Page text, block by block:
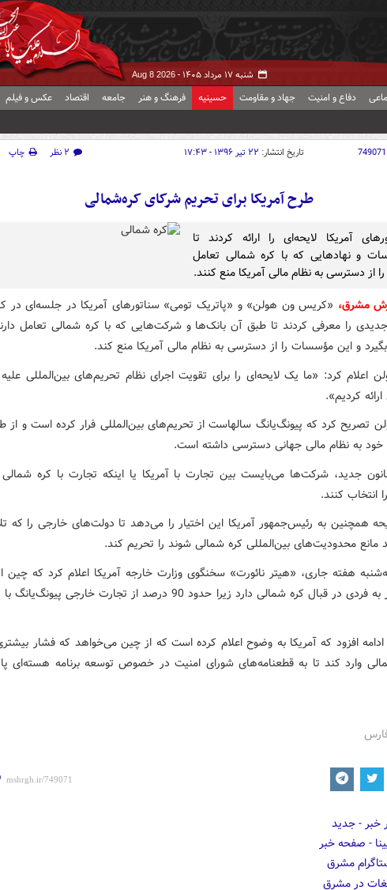
شنبه ۱۷ مرداد ۱۴۰۵ - Aug 8 2026
دفاع و امنیت جهاد و مقاومت حسینیه فرهنگ و هنر جامعه اقتصاد عکس و فیلم
749071 تاریخ انتشار: ۲۲ تیر ۱۳۹۶ - ۱۷:۴۳ ۲ نظر
چاپ
طرح آمریکا برای تحریم شرکای کره‌شمالی
آمریکا لایحه‌ای را ارائه کردند تا
و نهادهایی که با کره شمالی تعامل
را از دسترسی به نظام مالی آمریکا منع کنند.
مشرق، «کریس ون هولن» و «پاتریک تومی» سناتورهای آمریکا در جلسه‌ای در
را معرفی کردند تا طبق آن بانک‌ها و شرکت‌هایی که با کره شمالی تعامل
و این مؤسسات را از دسترسی به نظام مالی آمریکا منع کند.
اعلام کرد: «ما یک لایحه‌ای را برای تقویت اجرای نظام تحریم‌های بین‌المللی
کردیم».
تصریح کرد که پیونگ‌یانگ سالهاست از تحریم‌های بین‌المللی فرار کرده است و از
خود به نظام مالی جهانی دسترسی داشته است.
جدید، شرکت‌‌ها می‌بایست بین تجارت با آمریکا یا اینکه تجارت با کره
انتخاب کنند.
همچنین به رئیس‌جمهور آمریکا این اختیار را می‌دهد تا دولت‌های خارجی را که
مانع محدودیت‌های بین‌المللی کره شمالی شوند را تحریم کند.
هفته جاری، «هیتر نائورت» سخنگوی وزارت خارجه آمریکا اعلام کرد که چین
منحصر به فردی در قبال کره شمالی دارد زیرا حدود 90 درصد از تجارت خارجی
افزود که آمریکا به وضوح اعلام کرده است که از چین می‌خواهد که فشار
وارد کند تا به قطعنامه‌‌های شورای امنیت در خصوص توسعه برنامه هسته‌ای